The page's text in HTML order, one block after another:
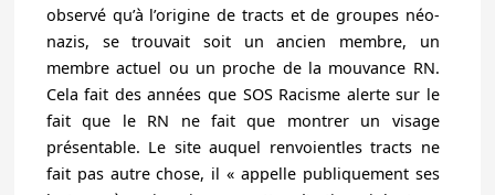
observé qu’à l’origine de tracts et de groupes néo-
nazis, se trouvait soit un ancien membre, un
membre actuel ou un proche de la mouvance RN.
Cela fait des années que SOS Racisme alerte sur le
fait que le RN ne fait que montrer un visage
présentable. Le site auquel renvoientles tracts ne
fait pas autre chose, il « appelle publiquement ses